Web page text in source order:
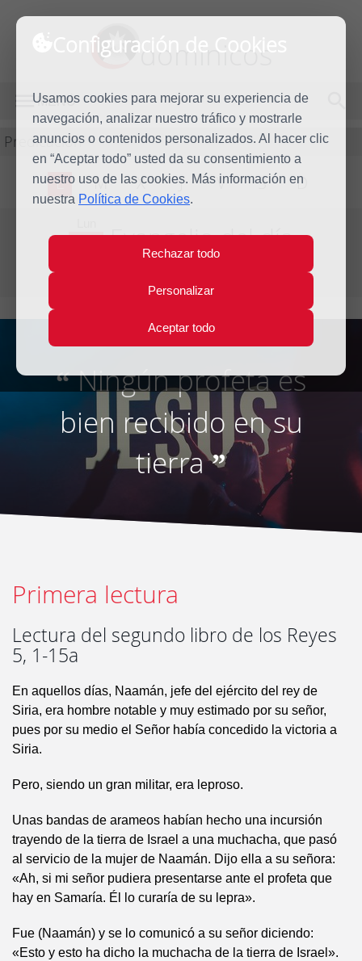
Configuración de Cookies
Usamos cookies para mejorar su experiencia de
navegación, analizar nuestro tráfico y mostrarle
anuncios o contenidos personalizados. Al hacer clic
en “Aceptar todo” usted da su consentimiento a
nuestro uso de las cookies. Más información en
nuestra Política de Cookies.
Rechazar todo
Personalizar
Aceptar todo
dominicos
MENÚ
Predicación
L M X J V S D
13 Evangelio del día
“Ningún profeta es
bien recibido en su
tierra”
Primera lectura
Lectura del segundo libro de los Reyes
5, 1-15a
En aquellos días, Naamán, jefe del ejército del rey de
Siria, era hombre notable y muy estimado por su señor,
pues por su medio el Señor había concedido la victoria a
Siria.
Pero, siendo un gran militar, era leproso.
Unas bandas de arameos habían hecho una incursión
trayendo de la tierra de Israel a una muchacha, que pasó
al servicio de la mujer de Naamán. Dijo ella a su señora:
«Ah, si mi señor pudiera presentarse ante el profeta que
hay en Samaría. Él lo curaría de su lepra».
Fue (Naamán) y se lo comunicó a su señor diciendo:
«Esto y esto ha dicho la muchacha de la tierra de Israel».